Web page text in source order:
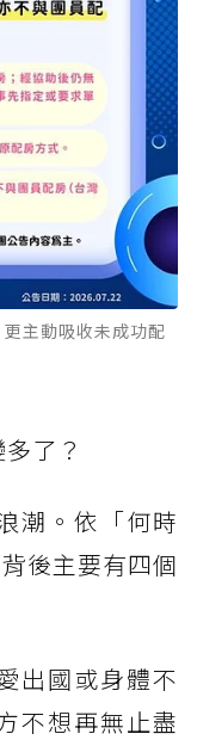
主動吸收未成功配
了？
潮。依「何時
後主要有四個
出國或身體不
不想再無止盡